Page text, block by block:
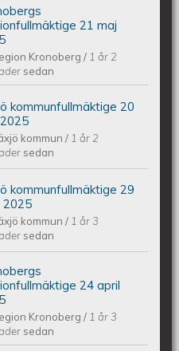
21 maj
21 maj
Kronoberg/ 1 år 2
sedan
20 maj
kommunfullmäktige 20
kommun/ 1 år 2
sedan
29 april
kommunfullmäktige 29
2025
kommun/ 1 år 3
sedan
24
24 april
Kronoberg/ 1 år 3
sedan